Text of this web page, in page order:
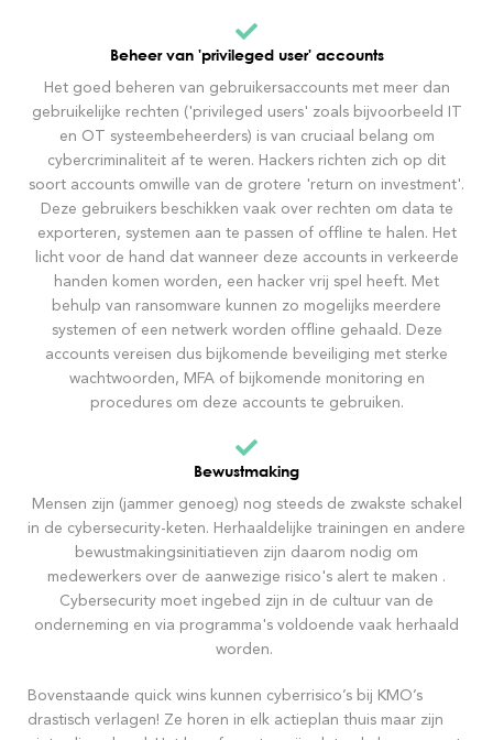
Beheer van 'privileged user' accounts
Het goed beheren van gebruikersaccounts met meer dan
gebruikelijke rechten ('privileged users' zoals bijvoorbeeld IT
en OT systeembeheerders) is van cruciaal belang om
cybercriminaliteit af te weren. Hackers richten zich op dit
soort accounts omwille van de grotere 'return on investment'.
Deze gebruikers beschikken vaak over rechten om data te
exporteren, systemen aan te passen of offline te halen. Het
licht voor de hand dat wanneer deze accounts in verkeerde
handen komen worden, een hacker vrij spel heeft. Met
behulp van ransomware kunnen zo mogelijks meerdere
systemen of een netwerk worden offline gehaald. Deze
accounts vereisen dus bijkomende beveiliging met sterke
wachtwoorden, MFA of bijkomende monitoring en
procedures om deze accounts te gebruiken.
Bewustmaking
Mensen zijn (jammer genoeg) nog steeds de zwakste schakel
in de cybersecurity-keten. Herhaaldelijke trainingen en andere
bewustmakingsinitiatieven zijn daarom nodig om
medewerkers over de aanwezige risico's alert te maken .
Cybersecurity moet ingebed zijn in de cultuur van de
onderneming en via programma's voldoende vaak herhaald
worden.
Bovenstaande quick wins kunnen cyberrisico’s bij KMO’s
drastisch verlagen! Ze horen in elk actieplan thuis maar zijn